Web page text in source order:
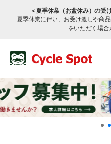
＜夏季休業（お盆休み）の受
夏季休業に伴い、お受け渡しや商
をいただく場合